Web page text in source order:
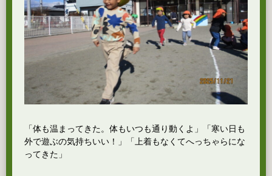
「体も温まってきた。体もいつも通り動くよ」「寒い日も
外で遊ぶの気持ちいい！」「上着もなくてへっちゃらにな
ってきた」